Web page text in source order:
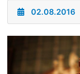
02.08.2016